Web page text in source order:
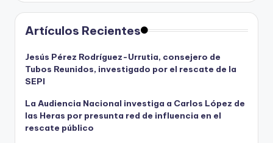
Artículos Recientes
Jesús Pérez Rodríguez-Urrutia, consejero de
Tubos Reunidos, investigado por el rescate de la
SEPI
La Audiencia Nacional investiga a Carlos López de
las Heras por presunta red de influencia en el
rescate público